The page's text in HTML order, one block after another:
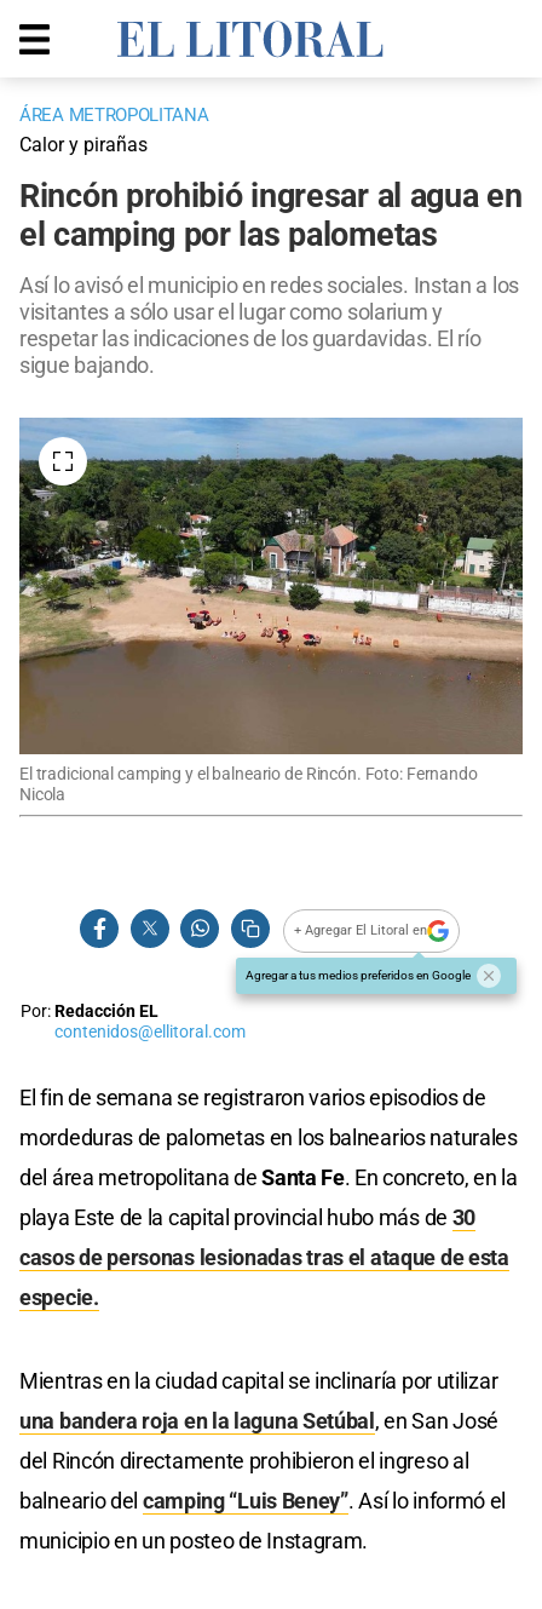
ÁREA METROPOLITANA
Calor y pirañas
Rincón prohibió ingresar al agua en
el camping por las palometas
Así lo avisó el municipio en redes sociales. Instan a los
visitantes a sólo usar el lugar como solarium y
respetar las indicaciones de los guardavidas. El río
sigue bajando.
El tradicional camping y el balneario de Rincón. Foto: Fernando
Nicola
+ Agregar El Litoral en
Agregar a tus medios preferidos en Google
Por:Redacción EL
contenidos@ellitoral.com
El fin de semana se registraron varios episodios de
mordeduras de palometas en los balnearios naturales
del área metropolitana deSanta Fe. En concreto, en la
playa Este de la capital provincial hubo más de 30
casos de personas lesionadas tras el ataque de esta
especie.
Mientras en la ciudad capital se inclinaría por utilizar
una bandera roja en la laguna Setúbal, en San José
del Rincón directamente prohibieron el ingreso al
balneario del camping “Luis Beney”. Así lo informó el
municipio en un posteo de Instagram.